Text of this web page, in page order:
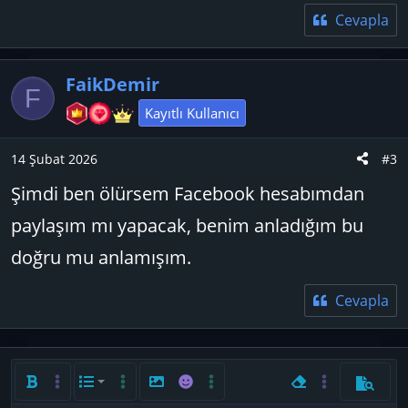
Cevapla
F FaikDemir
Kayıtlı Kullanıcı
14 Şubat 2026 #3
Şimdi ben ölürsem Facebook hesabımdan
paylaşım mı yapacak, benim anladığım bu
doğru mu anlamışım.
Cevapla
Kalın Daha fazla seçenek…
List Daha fazla seçenek…
Resim ekle
İfadelerDaha fazla seçenek…Biçimlendirmeyi
Daha fazla